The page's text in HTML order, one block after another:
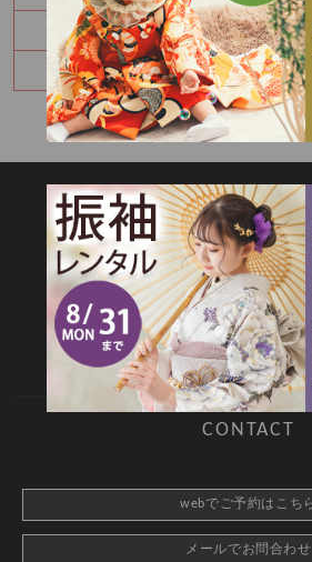
七五三8月キャンペー
ハーフバースデー撮影のご予
SITEMAP
TOP 新着情報
料金・商品
キャンペーン
店舗情報
よくあるご質問
web撮影予約
CONTACT
webでご予約はこち
メールでお問合わせ